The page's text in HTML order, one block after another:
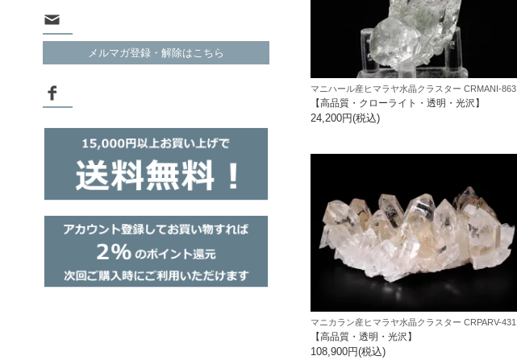
マニハール産ヒマラヤ水晶クラスター CRMANI-863
【高品質・クローライト・透明・光沢】
24,200円(税込)
マニカラン産ヒマラヤ水晶クラスター CRPARV-431
【高品質・透明・光沢】
108,900円(税込)
メルマガ登録・解除はこちら